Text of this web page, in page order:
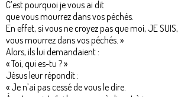
C’est pourquoi je vous ai dit
que vous mourrez dans vos péchés.
En effet, si vous ne croyez pas que moi, JE SUIS,
vous mourrez dans vos péchés. »
Alors, ils lui demandaient :
« Toi, qui es-tu ? »
Jésus leur répondit :
« Je n’ai pas cessé de vous le dire.